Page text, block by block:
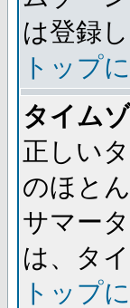
は登録
トップ
タイム
正しい
のほと
サマー
は、タ
トップ